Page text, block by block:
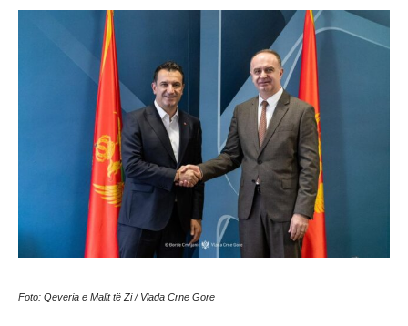
Foto: Qeveria e Malit të Zi / Vlada Crne Gore